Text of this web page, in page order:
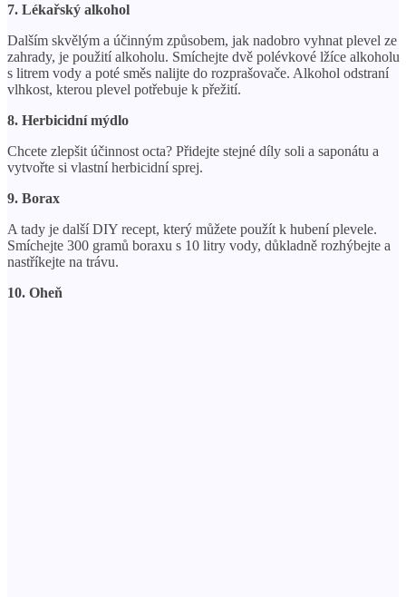
7. Lékařský alkohol
Dalším skvělým a účinným způsobem, jak nadobro vyhnat plevel ze
zahrady, je použití alkoholu. Smíchejte dvě polévkové lžíce alkoholu
s litrem vody a poté směs nalijte do rozprašovače. Alkohol odstraní
vlhkost, kterou plevel potřebuje k přežití.
8. Herbicidní mýdlo
Chcete zlepšit účinnost octa? Přidejte stejné díly soli a saponátu a
vytvořte si vlastní herbicidní sprej.
9. Borax
A tady je další DIY recept, který můžete použít k hubení plevele.
Smíchejte 300 gramů boraxu s 10 litry vody, důkladně rozhýbejte a
nastříkejte na trávu.
10. Oheň